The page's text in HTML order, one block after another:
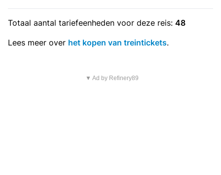
Totaal aantal tariefeenheden voor deze reis: 48
Lees meer over het kopen van treintickets.
▼ Ad by Refinery89